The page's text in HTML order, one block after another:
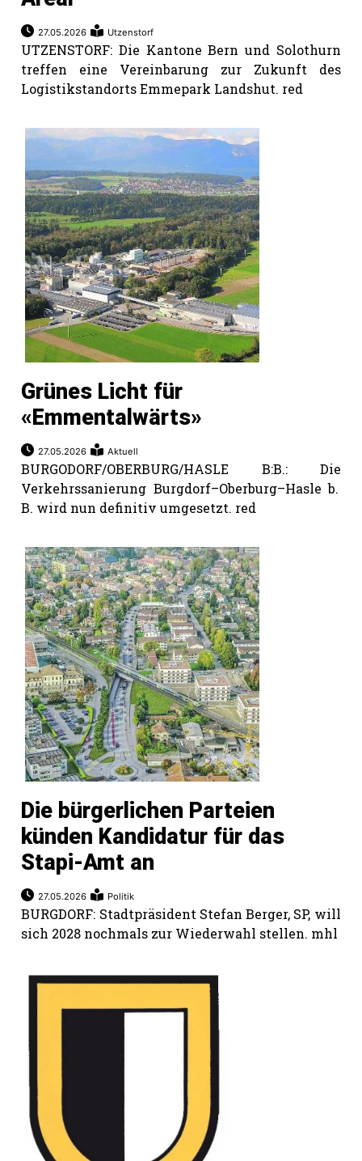
27.05.2026 Utzenstorf
UTZENSTORF: Die Kantone Bern und Solothurn
treffen eine Vereinbarung zur Zukunft des
Logistikstandorts Emmepark Landshut. red
Grünes Licht für
«Emmentalwärts»
27.05.2026 Aktuell
BURGODORF/OBERBURG/HASLE B:B.: Die
Verkehrssanierung Burgdorf–Oberburg–Hasle b.
B. wird nun definitiv umgesetzt. red
Die bürgerlichen Parteien
künden Kandidatur für das
Stapi-Amt an
27.05.2026 Politik
BURGDORF: Stadtpräsident Stefan Berger, SP, will
sich 2028 nochmals zur Wiederwahl stellen. mhl